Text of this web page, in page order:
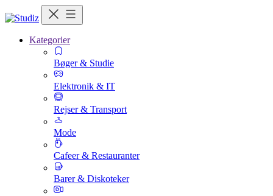
Kategorier
Bøger & Studie
Elektronik & IT
Rejser & Transport
Mode
Cafeer & Restauranter
Barer & Diskoteker